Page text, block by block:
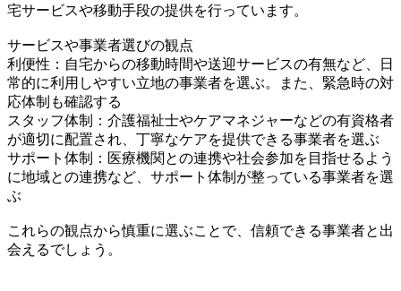
宅サービスや移動手段の提供を行っています。
サービスや事業者選びの観点
利便性：自宅からの移動時間や送迎サービスの有無など、日
常的に利用しやすい立地の事業者を選ぶ。また、緊急時の対
応体制も確認する
スタッフ体制：介護福祉士やケアマネジャーなどの有資格者
が適切に配置され、丁寧なケアを提供できる事業者を選ぶ
サポート体制：医療機関との連携や社会参加を目指せるよう
に地域との連携など、サポート体制が整っている事業者を選
ぶ
これらの観点から慎重に選ぶことで、信頼できる事業者と出
会えるでしょう。